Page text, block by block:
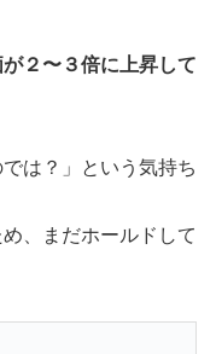
２〜３倍に上昇して
は？」という気持ち
、まだホールドして